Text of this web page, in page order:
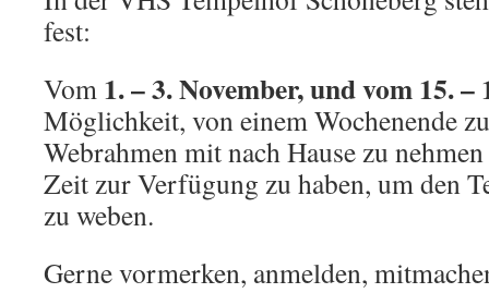
fest:
Vom 1. – 3. November, und vom 15. –
Möglichkeit, von einem Wochenende
Webrahmen mit nach Hause zu
Zeit zur Verfügung zu haben, um den
zu weben.
Gerne vormerken, anmelden,